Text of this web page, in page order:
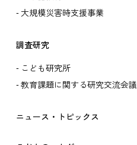
大規模災害時支援事業
調査研究
こども研究所
教育課題に関する研究交流会議
ニュース・トピックス